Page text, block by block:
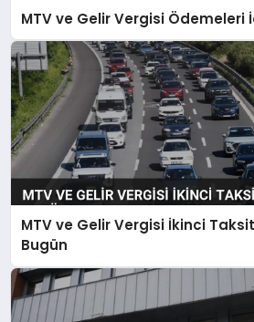
MTV ve Gelir Vergisi Ödemeleri
MTV ve Gelir Vergisi İkinci
Bugün